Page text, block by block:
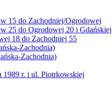
15 do Zachodniej/Ogrodowej
25 do Ogrodowej 20 i
18 do Zachodniej 55
Zachodnia)
Zachodnia)
1989 r. i ul. Piotrkowskiej